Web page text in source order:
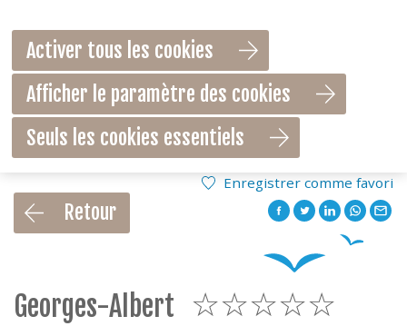
Enregistrer comme favori
Retour
Georges-Albert
Activer tous les cookies
Afficher le paramètre des cookies
Seuls les cookies essentiels